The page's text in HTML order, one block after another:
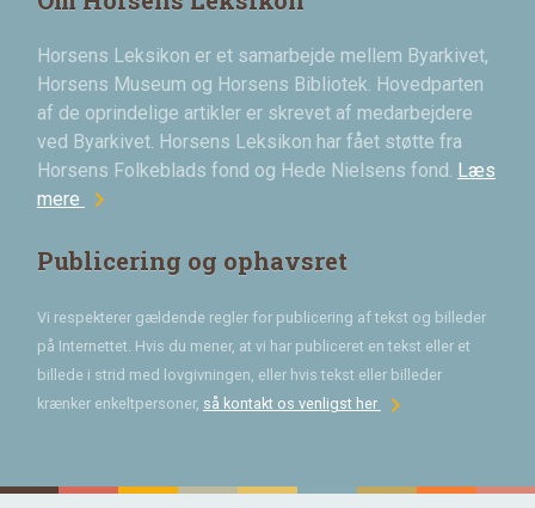
Horsens Leksikon er et samarbejde mellem Byarkivet,
Horsens Museum og Horsens Bibliotek. Hovedparten
af de oprindelige artikler er skrevet af medarbejdere
ved Byarkivet. Horsens Leksikon har fået støtte fra
Horsens Folkeblads fond og Hede Nielsens fond. Læs
mere chevron_right
Publicering og ophavsret
Vi respekterer gældende regler for publicering af tekst og billeder
på Internettet. Hvis du mener, at vi har publiceret en tekst eller et
billede i strid med lovgivningen, eller hvis tekst eller billeder
krænker enkeltpersoner, så kontakt os venligst herchevron_right